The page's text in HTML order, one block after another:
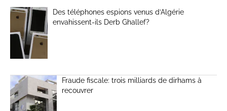
Des téléphones espions venus d’Algérie
envahissent-ils Derb Ghallef?
Fraude fiscale: trois milliards de dirhams à
recouvrer